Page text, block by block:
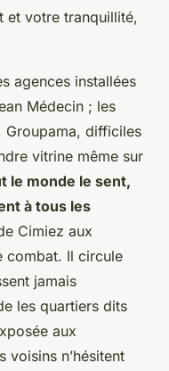
et votre tranquillité,
agences installées
Médecin ; les
Groupama, difficiles
vitrine même sur
le monde le sent,
à tous les
Cimiez aux
combat. Il circule
jamais
les quartiers dits
aux
voisins n’hésitent